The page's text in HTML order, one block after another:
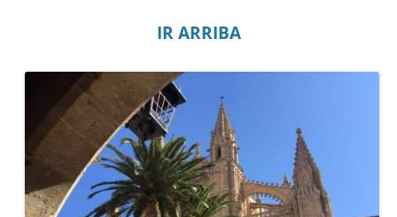
IR ARRIBA